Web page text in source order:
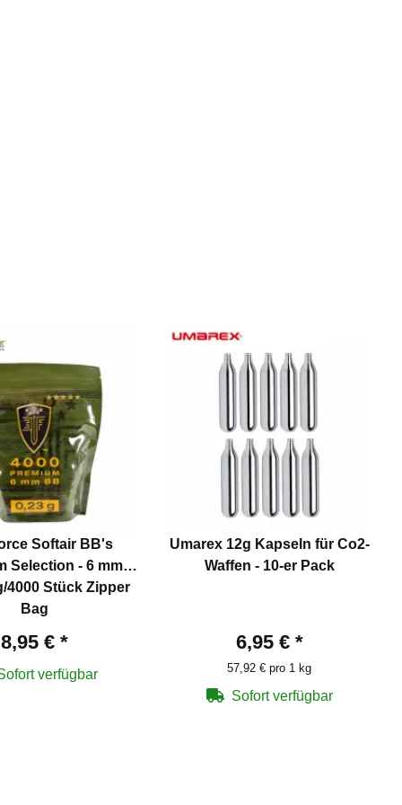
Softair BB's
Selection - 6 mm
4000 Stück Zipper
Bag
8,95 € *
verfügbar
Umarex 12g Kapseln für Co2-
Waffen - 10-er Pack
6,95 € *
57,92 € pro 1 kg
Sofort verfügbar